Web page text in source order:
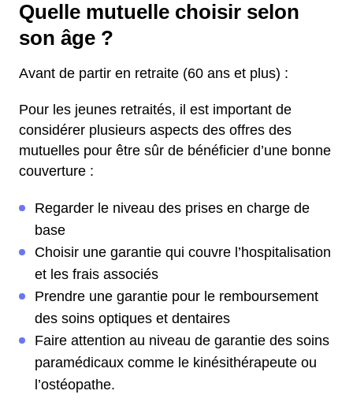
Quelle mutuelle choisir selon
son âge ?
Avant de partir en retraite (60 ans et plus) :
Pour les jeunes retraités, il est important de
considérer plusieurs aspects des offres des
mutuelles pour être sûr de bénéficier d’une bonne
couverture :
Regarder le niveau des prises en charge de
base
Choisir une garantie qui couvre l’hospitalisation
et les frais associés
Prendre une garantie pour le remboursement
des soins optiques et dentaires
Faire attention au niveau de garantie des soins
paramédicaux comme le kinésithérapeute ou
l’ostéopathe.